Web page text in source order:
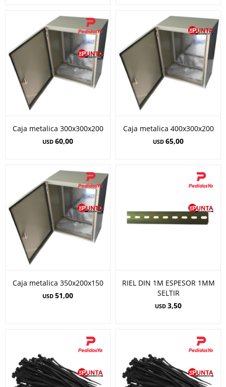
Caja metalica 300x300x200
USD 60,00
Caja metalica 400x300x200
USD 65,00
Caja metalica 350x200x150
USD 51,00
RIEL DIN 1M ESPESOR 1MM
SELTIR
USD 3,50